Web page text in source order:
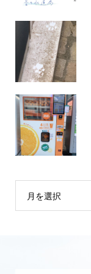
月を選択